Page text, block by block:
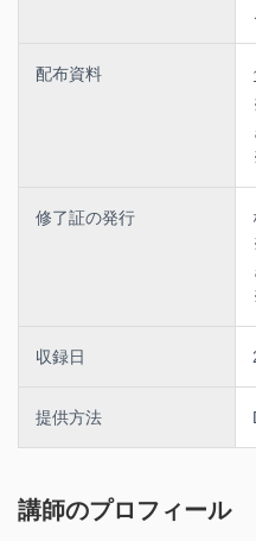
配布資料
修了証の発行
収録日
提供方法
講師のプロフィール